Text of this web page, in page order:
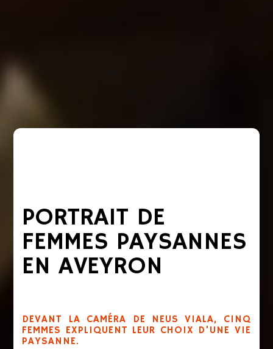
PORTRAIT DE
FEMMES PAYSANNES
EN AVEYRON
DEVANT LA CAMÉRA DE NEUS VIALA, CINQ
FEMMES EXPLIQUENT LEUR CHOIX D’UNE VIE
PAYSANNE.